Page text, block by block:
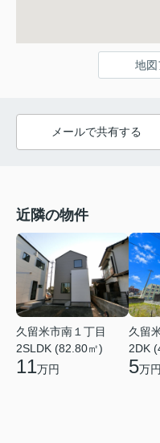
地図
メールで共有する
近隣の物件
久留米市南１丁目
2SLDK (82.80㎡)
11万円
久留
2DK
5万円